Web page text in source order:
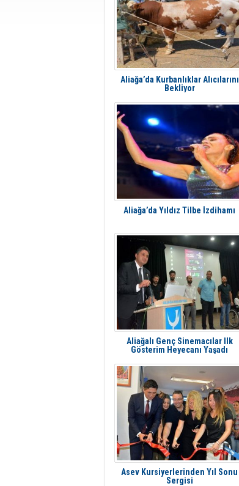
Aliağa’da Kurbanlıklar Alıcılarını
Bekliyor
Aliağa’da Yıldız Tilbe İzdihamı
Aliağalı Genç Sinemacılar İlk
Gösterim Heyecanı Yaşadı
Asev Kursiyerlerinden Yıl Sonu
Sergisi